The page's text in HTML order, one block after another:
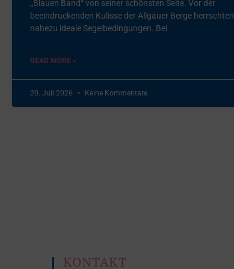
„Blauen Band“ von seiner schönsten Seite. Vor der
beeindruckenden Kulisse der Allgäuer Berge herrschten
nahezu ideale Segelbedingungen. Bei
READ MORE »
20. Juli 2026 Keine Kommentare
KONTAKT